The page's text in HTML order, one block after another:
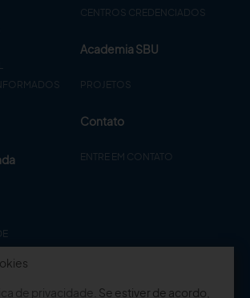
CENTROS CREDENCIADOS
Academia SBU
PROJETOS
Contato
ENTRE EM CONTATO
de privacidade . Se estiver de acordo,